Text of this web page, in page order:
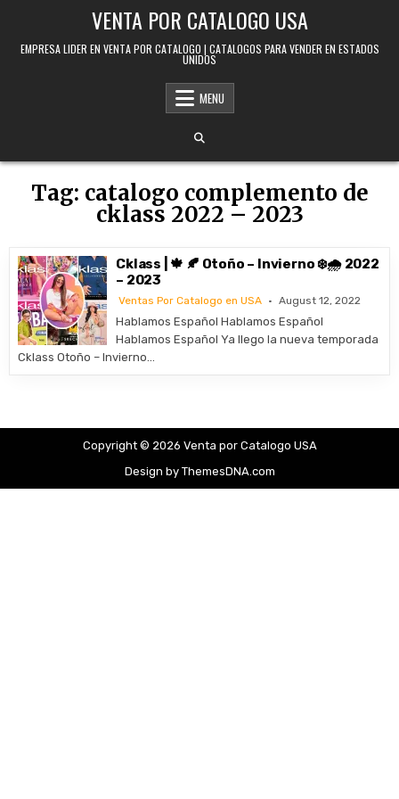
VENTA POR CATALOGO USA
EMPRESA LIDER EN VENTA POR CATALOGO | CATALOGOS PARA VENDER EN ESTADOS
UNIDOS
MENU
Tag: catalogo complemento de
cklass 2022 – 2023
Cklass | 🍁 🍂 Otoño – Invierno ❄️🌧️ 2022
– 2023
Ventas Por Catalogo en USA August 12, 2022
Hablamos Español Hablamos Español
Hablamos Español Ya llego la nueva temporada
Cklass Otoño – Invierno…
Copyright © 2026 Venta por Catalogo USA
Design by ThemesDNA.com